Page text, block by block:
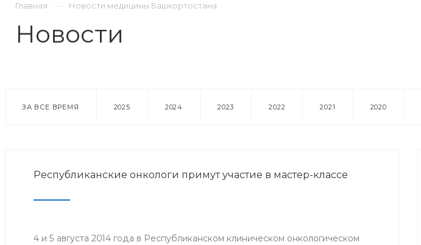
Главная Новости медицины Башкортостана
Новости
ЗА ВСЕ ВРЕМЯ 2025 2024 2023 2022 2021 2020
Республиканские онкологи примут участие в мастер-классе
4 и 5 августа 2014 года в Республиканском клиническом онкологическом